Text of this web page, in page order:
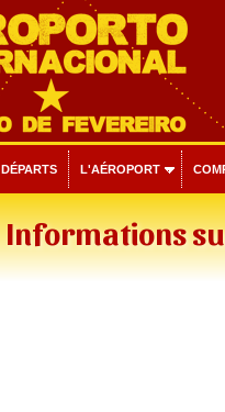
DÉPARTS L'AÉROPORT
Informations